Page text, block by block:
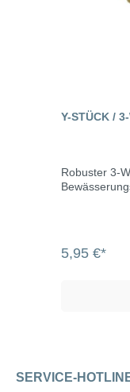
Y-STÜCK /
Robuster 3-
5,95 €*
SERVICE-